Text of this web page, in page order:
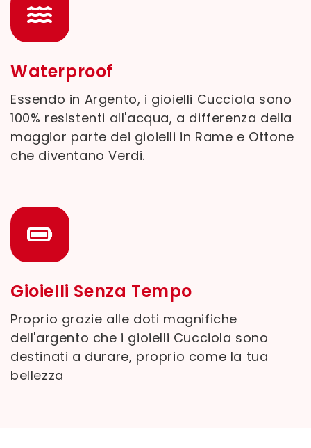
Waterproof
Essendo in Argento, i gioielli Cucciola sono
100% resistenti all'acqua, a differenza della
maggior parte dei gioielli in Rame e Ottone
che diventano Verdi.
Gioielli Senza Tempo
Proprio grazie alle doti magnifiche
dell'argento che i gioielli Cucciola sono
destinati a durare, proprio come la tua
bellezza